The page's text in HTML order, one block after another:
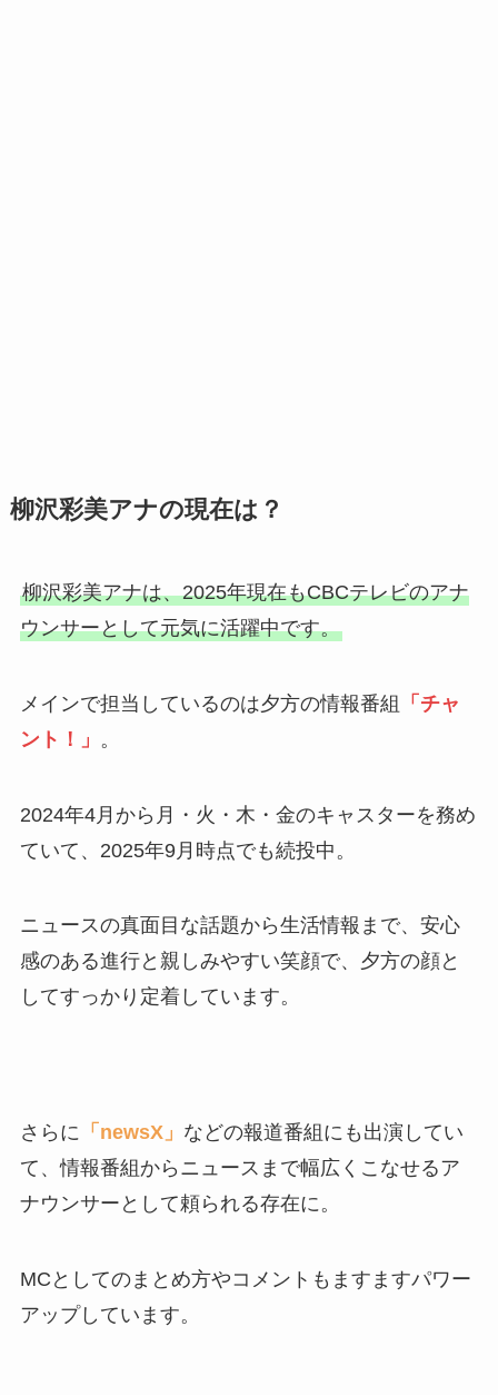
柳沢彩美アナの現在は？
柳沢彩美アナは、2025年現在もCBCテレビのアナ
ウンサーとして元気に活躍中です。
メインで担当しているのは夕方の情報番組 「チャ
ント！」 。
2024年4月から月・火・木・金のキャスターを務め
ていて、2025年9月時点でも続投中。
ニュースの真面目な話題から生活情報まで、安心
感のある進行と親しみやすい笑顔で、夕方の顔と
してすっかり定着しています。
さらに 「newsX」 などの報道番組にも出演してい
て、情報番組からニュースまで幅広くこなせるア
ナウンサーとして頼られる存在に。
MCとしてのまとめ方やコメントもますますパワー
アップしています。